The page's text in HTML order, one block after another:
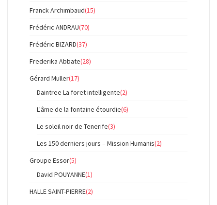
Franck Archimbaud(15)
Frédéric ANDRAU(70)
Frédéric BIZARD(37)
Frederika Abbate(28)
Gérard Muller(17)
Daintree La foret intelligente(2)
L'âme de la fontaine étourdie(6)
Le soleil noir de Tenerife(3)
Les 150 derniers jours – Mission Humanis(2)
Groupe Essor(5)
David POUYANNE(1)
HALLE SAINT-PIERRE(2)